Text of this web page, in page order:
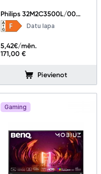
Philips 32M2C3500L/00
31.5"
Datu lapa
171,00 €
5,42€/mēn.
Pievienot
Gaming